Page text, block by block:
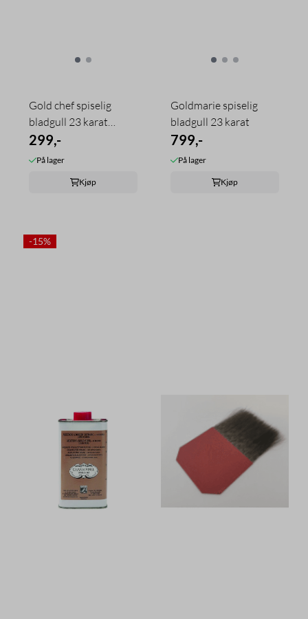
Gold chef spiselig
bladgull 23 karat
smuler
299,-
På lager
Kjøp
Goldmarie spiselig
bladgull 23 karat
799,-
På lager
Kjøp
-15%